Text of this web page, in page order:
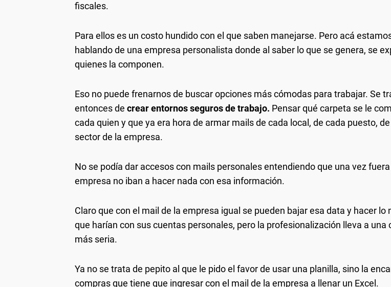
fiscales.
Para ellos es un costo hundido con el que saben manejarse. Pero acá
hablando de una empresa personalista donde al saber lo que se genera, se
quienes la componen.
Eso no puede frenarnos de buscar opciones más cómodas para trabajar. Se
entonces de crear entornos seguros de trabajo. Pensar qué carpeta se le
cada quien y que ya era hora de armar mails de cada local, de cada puesto,
sector de la empresa.
No se podía dar accesos con mails personales entendiendo que una vez
empresa no iban a hacer nada con esa información.
Claro que con el mail de la empresa igual se pueden bajar esa data y hacer lo
que harían con sus cuentas personales, pero la profesionalización lleva a una
más seria.
Ya no se trata de pepito al que le pido el favor de usar una planilla, sino la
compras que tiene que ingresar con el mail de la empresa a llenar un Excel.